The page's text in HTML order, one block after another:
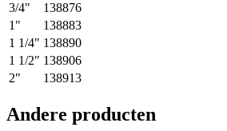
3/4"
138876
1"
138883
1 1/4" 138890
1 1/2" 138906
2"
138913
Andere producten